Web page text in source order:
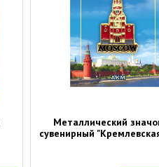
Металлический
сувенирный